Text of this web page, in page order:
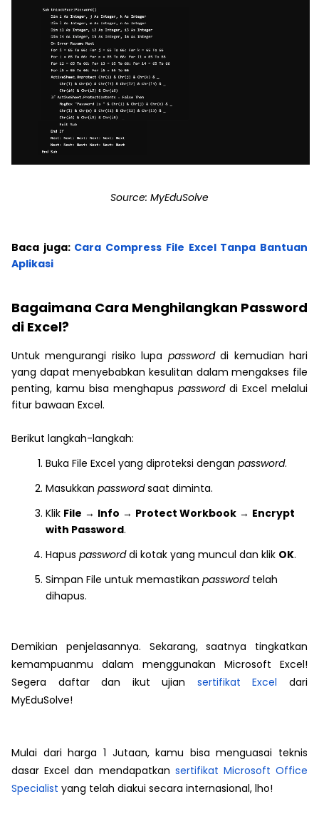
Source: MyEduSolve
Baca juga: Cara Compress File Excel Tanpa Bantuan
Aplikasi
Bagaimana Cara Menghilangkan Password
di Excel?
Untuk mengurangi risiko lupa passworddi kemudian hari
yang dapat menyebabkan kesulitan dalam mengakses file
penting, kamu bisa menghapus passworddi Excel melalui
fitur bawaan Excel.
Berikut langkah-langkah:
Buka File Excel yang diproteksi dengan password.
Masukkan passwordsaat diminta.
Klik File → Info → Protect Workbook → Encrypt
with Password.
Hapus passworddi kotak yang muncul dan klik OK.
Simpan File untuk memastikan passwordtelah
dihapus.
Demikian penjelasannya. Sekarang, saatnya tingkatkan
kemampuanmu dalam menggunakan Microsoft Excel!
Segera daftar dan ikut ujian sertifikat Excel
dari
MyEduSolve!
Mulai dari harga 1 Jutaan, kamu bisa menguasai teknis
dasar Excel dan mendapatkan sertifikat Microsoft Office
Specialist yang telah diakui secara internasional, lho!